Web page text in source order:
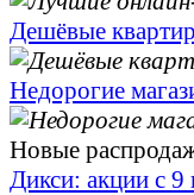
Дешёвые
Недорогие
Новые
Дикси: акции с